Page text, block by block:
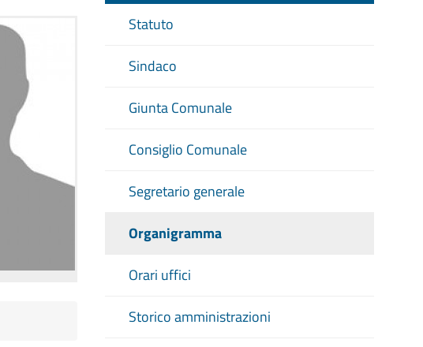
Statuto
Sindaco
Giunta Comunale
Consiglio Comunale
Segretario generale
Organigramma
Orari uffici
Storico amministrazioni